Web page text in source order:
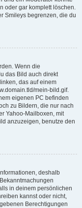
oder gar komplett löschen.
Smileys begrenzen, die du
Wenn die
das Bild auch direkt
das auf einem
mein-bild.gif.
eigenen PC befinden
zu Bildern, die nur nach
Yahoo-Mailboxen, mit
anzuzeigen, benutze den
deshalb
in deinem persönlichen
kannst oder nicht,
Berechtigungen